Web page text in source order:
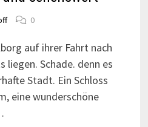
0
auf ihrer Fahrt nach
liegen. Schade. denn es
Stadt. Ein Schloss
eine wunderschöne